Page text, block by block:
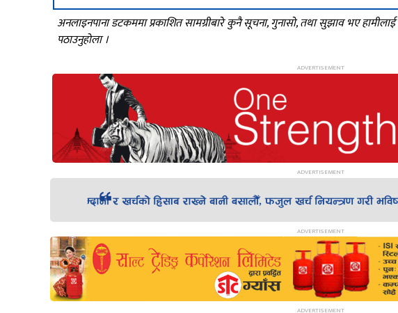
अनलाइनपाना डटकममा प्रकाशित सामग्रीबारे कुनै सूचना, गुनासो, तथा सुझाव भए हामीलाई
पठाउनुहोला ।